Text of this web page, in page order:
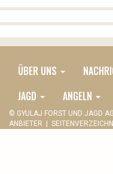
MAIN
DE
MENU
ÜBER UNS
JAGD
ANGELN
© GYULAJ FORST UND JAGD
ANBIETER |